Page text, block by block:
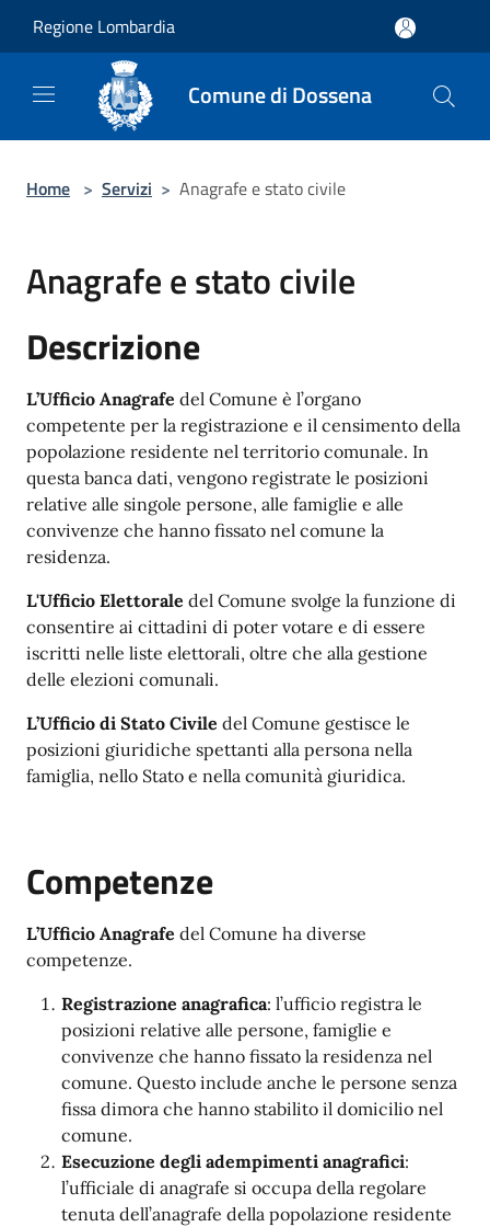
Regione Lombardia
Comune di Dossena
Home > Servizi > Anagrafe e stato civile
Anagrafe e stato civile
Descrizione
L’Ufficio Anagrafe del Comune è l’organo
competente per la registrazione e il censimento della
popolazione residente nel territorio comunale. In
questa banca dati, vengono registrate le posizioni
relative alle singole persone, alle famiglie e alle
convivenze che hanno fissato nel comune la
residenza.
L'Ufficio Elettorale del Comune svolge la funzione di
consentire ai cittadini di poter votare e di essere
iscritti nelle liste elettorali, oltre che alla gestione
delle elezioni comunali.
L’Ufficio di Stato Civile del Comune gestisce le
posizioni giuridiche spettanti alla persona nella
famiglia, nello Stato e nella comunità giuridica.
Competenze
L’Ufficio Anagrafe del Comune ha diverse
competenze.
Registrazione anagrafica: l’ufficio registra le
posizioni relative alle persone, famiglie e
convivenze che hanno fissato la residenza nel
comune. Questo include anche le persone senza
fissa dimora che hanno stabilito il domicilio nel
comune.
Esecuzione degli adempimenti anagrafici:
l’ufficiale di anagrafe si occupa della regolare
tenuta dell’anagrafe della popolazione residente